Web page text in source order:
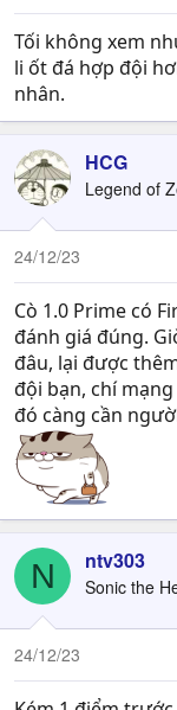
Tối không xem
li ốt đá hợp đội
nhân.
HCG
Legend of
24/12/23
Cò 1.0 Prime có
đánh giá đúng.
đâu, lại được
đội bạn, chí
đó càng cần
N ntv303
Sonic the
24/12/23